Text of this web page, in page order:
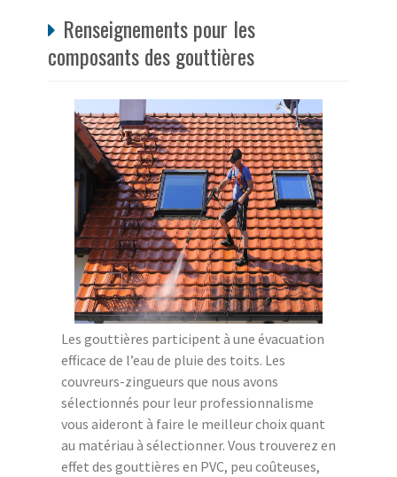
Renseignements pour les
composants des gouttières
Les gouttières participent à une évacuation
efficace de l’eau de pluie des toits. Les
couvreurs-zingueurs que nous avons
sélectionnés pour leur professionnalisme
vous aideront à faire le meilleur choix quant
au matériau à sélectionner. Vous trouverez en
effet des gouttières en PVC, peu coûteuses,